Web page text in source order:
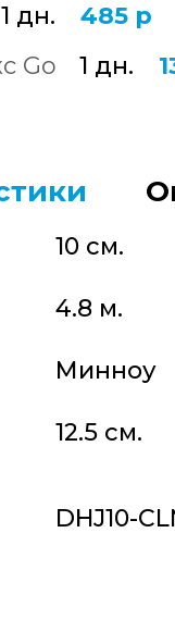
1 дн.
485 р
Go
1 дн.
10 см.
4.8 м.
Минноу
12.5 см.
DHJ10-